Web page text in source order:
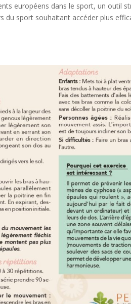
européens dans le sport, un outil
du sport souhaitant accéder plus